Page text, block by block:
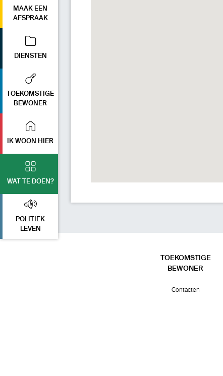
MAAK EEN
AFSPRAAK
DIENSTEN
TOEKOMSTIGE
BEWONER
IK WOON HIER
WAT TE DOEN?
POLITIEK
LEVEN
TOEKOMSTIGE
BEWONER
Contacten